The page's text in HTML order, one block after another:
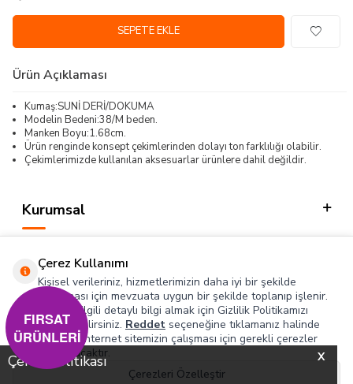
X
Çerez Politikası
SEPETE EKLE
Ürün Açıklaması
Kumaş:SUNİ DERİ/DOKUMA
Modelin Bedeni:38/M beden.
Manken Boyu:1.68cm.
Ürün renginde konsept çekimlerinden dolayı ton farklılığı olabilir.
Çekimlerimizde kullanılan aksesuarlar ürünlere dahil değildir.
Kurumsal
Hızlı Erişim
Sosyal
Adres & İletişim
Çerez Kullanımı
Kişisel verileriniz, hizmetlerimizin daha iyi bir şekilde
sunulması için mevzuata uygun bir şekilde toplanıp işlenir.
Konuyla ilgili detaylı bilgi almak için Gizlilik Politikamızı
inceleyebilirsiniz. Reddet seçeneğine tıklamanız halinde
yalnızca internet sitemizin çalışması için gerekli çerezler
kullanılacaktır.
Çerezleri Özelleştir
FIRSAT
ÜRÜNLERİ